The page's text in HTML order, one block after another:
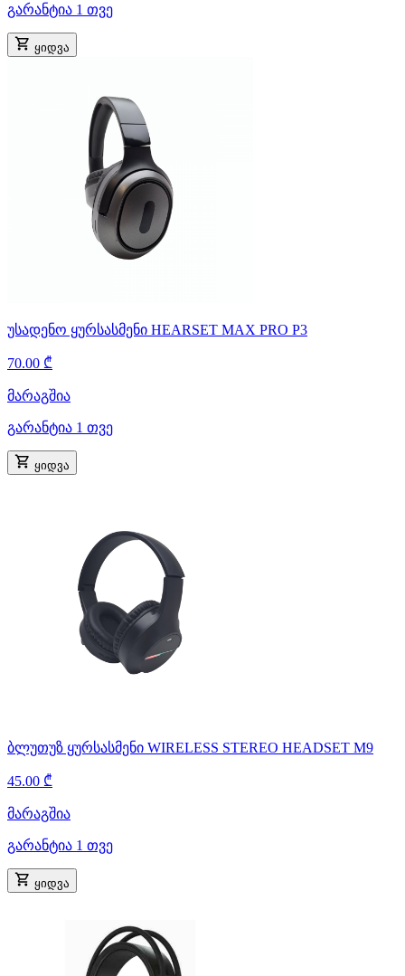
გარანტია 1 თვე
ყიდვა
უსადენო ყურსასმენი HEARSET MAX PRO P3
70.00 ₾
მარაგშია
გარანტია 1 თვე
ყიდვა
ბლუთუზ ყურსასმენი WIRELESS STEREO HEADSET M9
45.00 ₾
მარაგშია
გარანტია 1 თვე
ყიდვა